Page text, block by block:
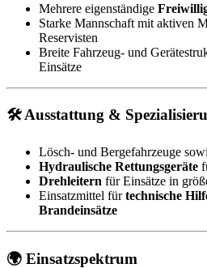
Mehrere eigenständige
Starke Mannschaft mit aktiven
Reservisten
Breite Fahrzeug- und
Einsätze
🛠 Ausstattung &
Lösch- und Bergefahrzeuge
Hydraulische Rettungsgeräte
Drehleitern für Einsätze in
Einsatzmittel fürtechnische
Brandeinsätze
🌍 Einsatzspektrum